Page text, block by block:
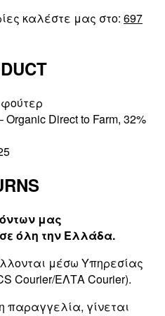
καλέστε μας στο: 697
φούτερ
Direct to Farm, 32%
μας
όλη την Ελλάδα.
μέσω Υπηρεσίας
Courier/ΕΛΤΑ Courier).
παραγγελία, γίνεται